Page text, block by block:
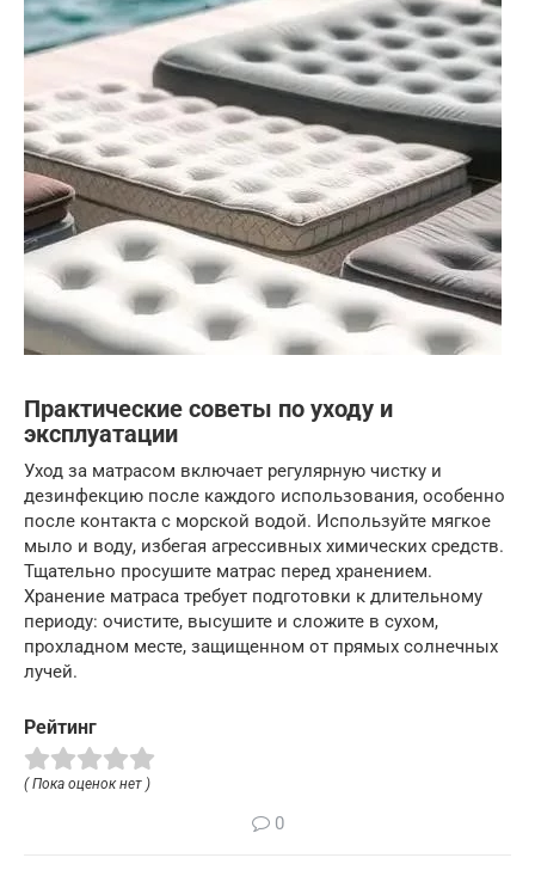
Практические советы по уходу и
эксплуатации
Уход за матрасом включает регулярную чистку и
дезинфекцию после каждого использования, особенно
после контакта с морской водой. Используйте мягкое
мыло и воду, избегая агрессивных химических средств.
Тщательно просушите матрас перед хранением.
Хранение матраса требует подготовки к длительному
периоду: очистите, высушите и сложите в сухом,
прохладном месте, защищенном от прямых солнечных
лучей.
Рейтинг
( Пока оценок нет )
0